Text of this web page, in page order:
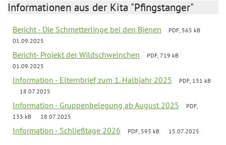
Informationen aus der Kita "Pfingstanger"
Bericht - Die Schmetterlinge bei den Bienen
PDF, 565 kB
01.09.2025
Bericht- Projekt der Wildschweinchen
PDF, 719 kB
01.09.2025
Information - Elternbrief zum 1. Halbjahr 2025
PDF, 131 kB
18.07.2025
Information - Gruppenbelegung ab August 2025
PDF,
133 kB
18.07.2025
Information - Schließtage 2026 PDF, 593 kB 15.07.2025